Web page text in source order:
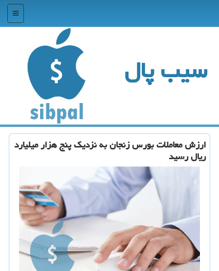
منو
سیب پال
ارزش معاملات بورس زنجان به نزدیك پنج هزار میلیارد
ریال رسید